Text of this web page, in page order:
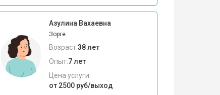
Азулина Вахаевна
Зорге
Возраст:38 лет
Опыт:7 лет
Цена услуги:
от 2500 руб/выход